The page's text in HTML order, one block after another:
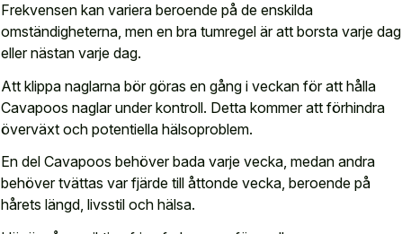
Frekvensen kan variera beroende på de enskilda
omständigheterna, men en bra tumregel är att borsta varje dag
eller nästan varje dag.
Att klippa naglarna bör göras en gång i veckan för att hålla
Cavapoos naglar under kontroll. Detta kommer att förhindra
överväxt och potentiella hälsoproblem.
En del Cavapoos behöver bada varje vecka, medan andra
behöver tvättas var fjärde till åttonde vecka, beroende på
hårets längd, livsstil och hälsa.